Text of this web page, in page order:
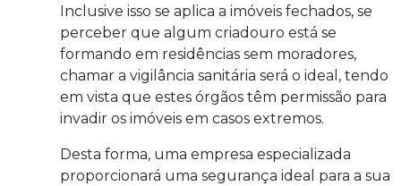
Inclusive isso se aplica a imóveis fechados, se
perceber que algum criadouro está se
formando em residências sem moradores,
chamar a vigilância sanitária será o ideal, tendo
em vista que estes órgãos têm permissão para
invadir os imóveis em casos extremos.
Desta forma, uma empresa especializada
proporcionará uma segurança ideal para a sua